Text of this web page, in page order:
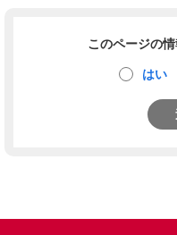
このページの
はい